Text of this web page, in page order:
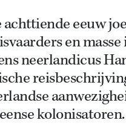
achttiende eeuw
en
neerlandicus
kolonisatoren.